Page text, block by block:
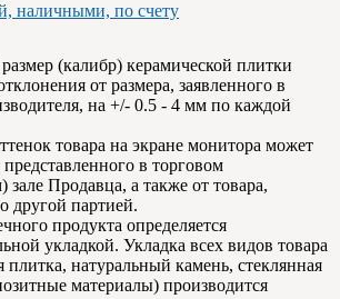
наличными, по счету
(калибр) керамической плитки
от размера, заявленного в
на +/- 0.5 - 4 мм по каждой
товара на экране монитора может
представленного в торговом
зале Продавца, а также от товара,
другой партией.
продукта определяется
укладкой. Укладка всех видов товара
плитка, натуральный камень, стеклянная
материалы) производится